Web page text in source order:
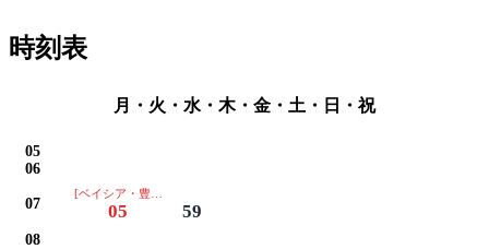
時刻表
月・火・水・木・金・土・日・祝
05
06
07
[ベイシア・豊田厚生病院は通過します]
05 59
08